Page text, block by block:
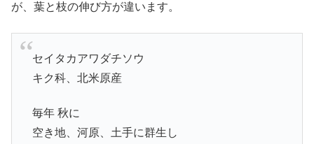
が、葉と枝の伸び方が違います。
セイタカアワダチソウ
キク科、北米原産
毎年 秋に
空き地、河原、土手に群生し